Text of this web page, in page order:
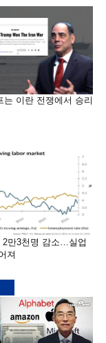
는 이란 전쟁에서 승리
2만3천명 감소…실업
져